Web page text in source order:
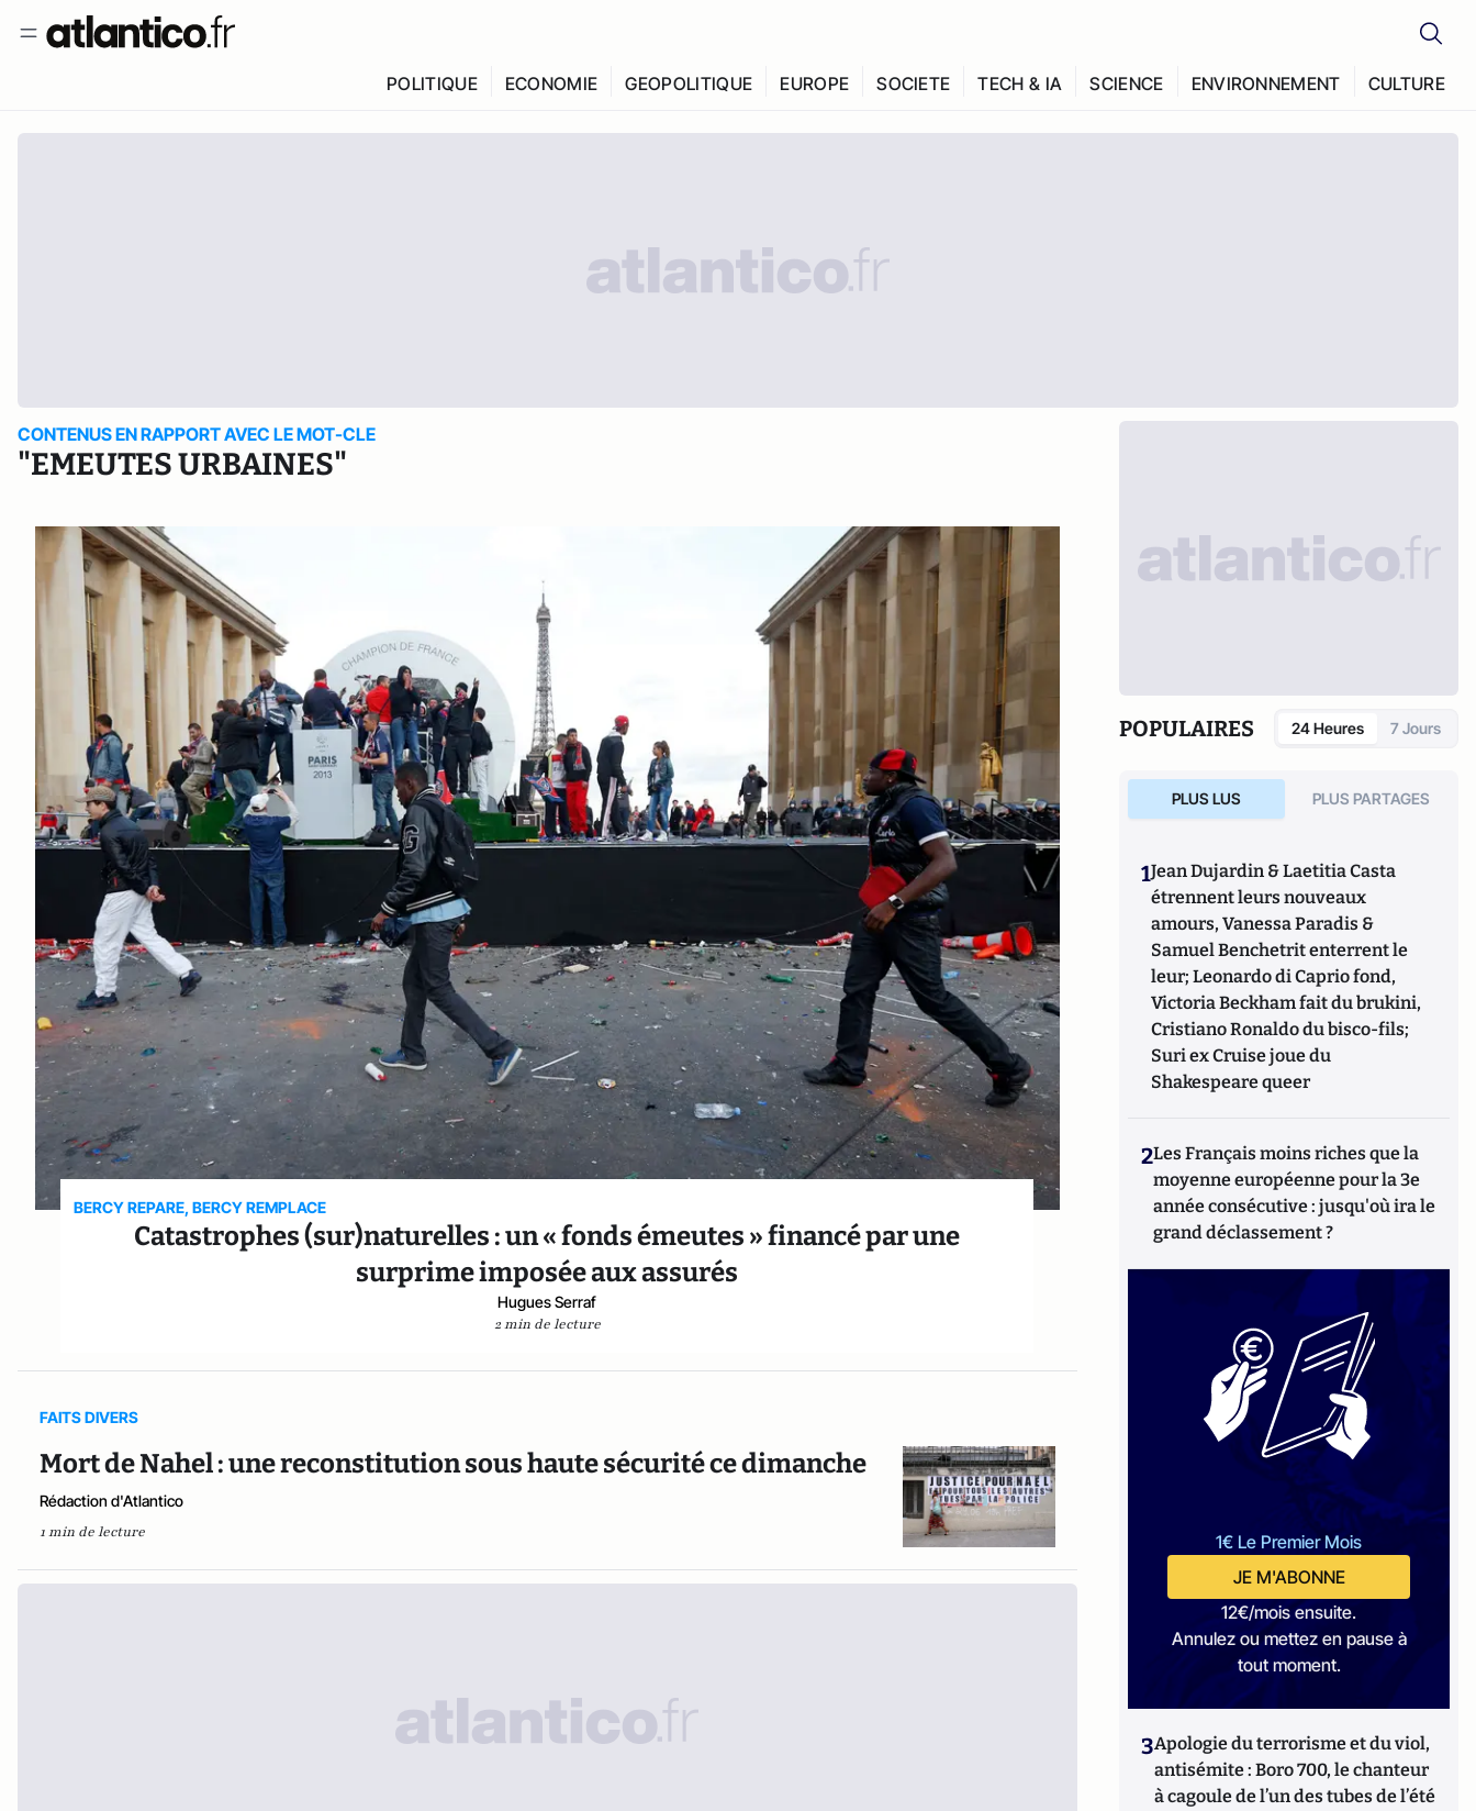
POLITIQUE ECONOMIE GEOPOLITIQUE EUROPE SOCIETE TECH & IA SCIENCE ENVIRONNEMENT CULTURE
CONTENUS EN RAPPORT AVEC LE MOT-CLE
"EMEUTES URBAINES"
BERCY REPARE, BERCY REMPLACE
Catastrophes (sur)naturelles : un « fonds émeutes » financé par une
surprime imposée aux assurés
Hugues Serraf
2 min de lecture
FAITS DIVERS
Mort de Nahel : une reconstitution sous haute sécurité ce dimanche
Rédaction d'Atlantico
1 min de lecture
POPULAIRES 24 Heures 7 Jours
PLUS LUS PLUS PARTAGES
1Jean Dujardin & Laetitia Casta
étrennent leurs nouveaux
amours, Vanessa Paradis &
Samuel Benchetrit enterrent le
leur; Leonardo di Caprio fond,
Victoria Beckham fait du brukini,
Cristiano Ronaldo du bisco-fils;
Suri ex Cruise joue du
Shakespeare queer
2Les Français moins riches que la
moyenne européenne pour la 3e
année consécutive : jusqu'où ira le
grand déclassement ?
1€ Le Premier Mois
JE M'ABONNE
12€/mois ensuite.
Annulez ou mettez en pause à
tout moment.
3Apologie du terrorisme et du viol,
antisémite : Boro 700, le chanteur
à cagoule de l’un des tubes de l’été